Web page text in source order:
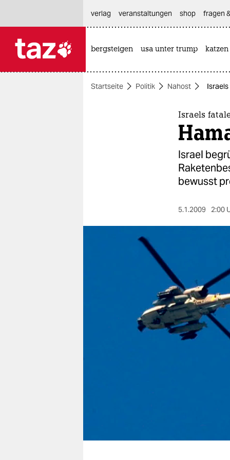
themen
genossenschaft
verlag
veranstaltungen shop fragen
bergsteigen usa unter trump katzen
Startseite Politik Nahost
Israels
Israel
bewusst
5.1.2009 2:00